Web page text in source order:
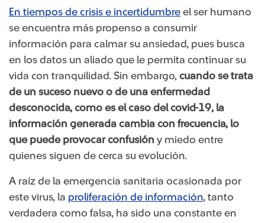
En tiempos de crisis e incertidumbre el ser humano
se encuentra más propenso a consumir
información para calmar su ansiedad, pues busca
en los datos un aliado que le permita continuar su
vida con tranquilidad. Sin embargo, cuando se trata
de un suceso nuevo o de una enfermedad
desconocida, como es el caso del covid-19, la
información generada cambia con fre​​cuencia, lo
que puede provocar confusión y miedo entre
quienes siguen de cerca su evolución.
A raíz de la emergencia sanitaria ocasionada por
este virus, la proliferación de información​, tanto
verdadera como falsa, ha sido una constante en